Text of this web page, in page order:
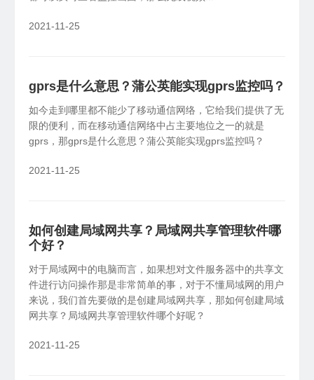
2021-11-25
gprs是什么意思？蒲公英能实现gprs监控吗？
如今走到哪里都不能少了移动通信网络，它给我们提供了无
限的便利，而在移动通信网络中占主要地位之一的就是
gprs，那gprs是什么意思？蒲公英能实现gprs监控吗？
2021-11-25
如何创建局域网共享？局域网共享管理软件哪
个好？
对于局域网中的电脑而言，如果想对文件服务器中的共享文
件进行访问操作那是非常简单的事，对于不懂局域网的用户
来说，我们首先要做的是创建局域网共享，那如何创建局域
网共享？局域网共享管理软件哪个好呢？
2021-11-25